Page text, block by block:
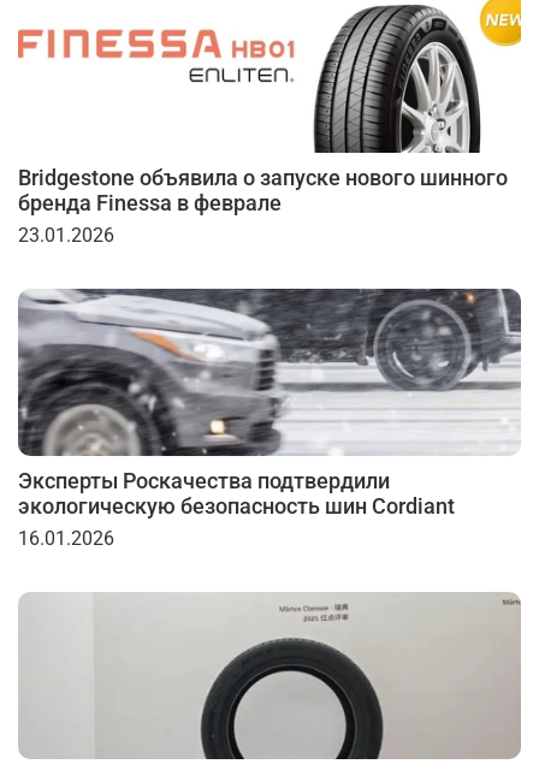
Bridgestone объявила о запуске нового шинного
бренда Finessa в феврале
23.01.2026
Эксперты Роскачества подтвердили
экологическую безопасность шин Cordiant
16.01.2026